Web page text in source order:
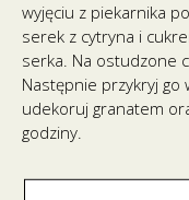
wyjęciu z piekarnika
serek z cytryna i
serka. Na ostudzone
Następnie przykryj
udekoruj granatem
godziny.